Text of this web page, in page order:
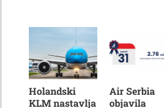
Holandski
KLM nastavlja
Air Serbia
objavila